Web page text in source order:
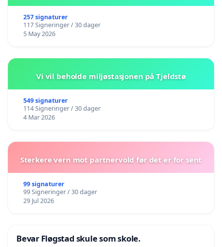
257 signaturer
117 Signeringer / 30 dager
5 May 2026
Vi vil beholde miljøstasjonen på Tjeldstø
549 signaturer
114 Signeringer / 30 dager
4 Mar 2026
Sterkere vern mot partnervold før det er for sent
99 signaturer
99 Signeringer / 30 dager
29 Jul 2026
Bevar Fløgstad skule som skole.